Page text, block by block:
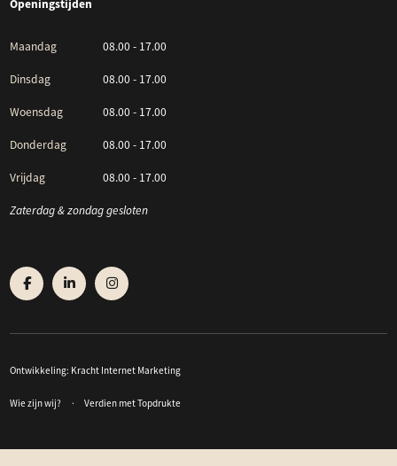
Openingstijden
Maandag 08.00 - 17.00
Dinsdag 08.00 - 17.00
Woensdag 08.00 - 17.00
Donderdag 08.00 - 17.00
Vrijdag 08.00 - 17.00
Zaterdag & zondag gesloten
Ontwikkeling: Kracht Internet Marketing
Wie zijn wij? Verdien met Topdrukte